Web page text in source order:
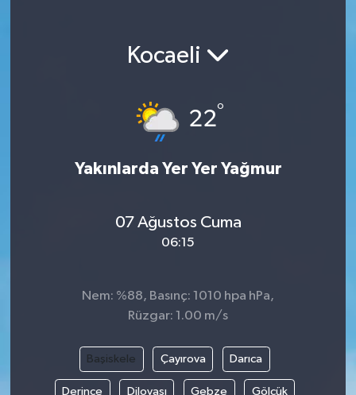
Kocaeli
22°
Yakınlarda Yer Yer Yağmur
07 Ağustos Cuma
06:15
Nem: %88, Basınç: 1010 hpa hPa,
Rüzgar: 1.00 m/s
Başiskele Çayırova Darıca
Derince Dilovası Gebze Gölcük